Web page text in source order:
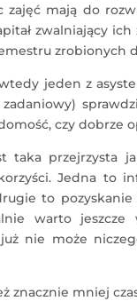
mają do
zwalniający
zrobionych
jeden z
czy dobrze
taka przejrzysta
Jedna to
to
warto jeszcze
nie może
znacznie mniej